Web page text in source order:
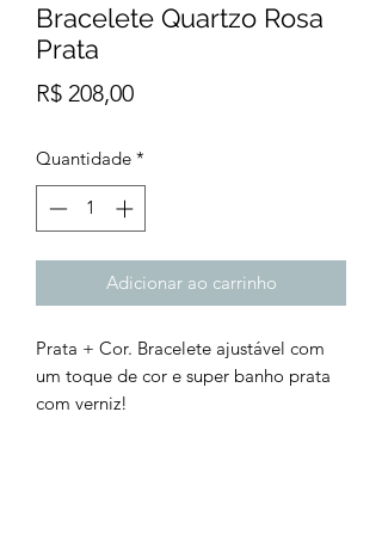
Bracelete Quartzo Rosa
Prata
R$ 208,00Preço
Quantidade *
Adicionar ao carrinho
Prata + Cor. Bracelete ajustável com
um toque de cor e super banho prata
com verniz!